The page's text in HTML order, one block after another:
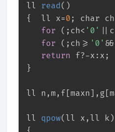
ll read ()
{  ll x=0 ; char
for (;ch< '0'
for (;ch>= '0'
return f?-x:x;
}
ll
ll qpow(ll x,ll k)